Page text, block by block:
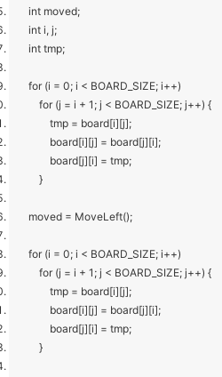
int moved;
int i, j;
int tmp;
for (i = 0; i < BOARD_SIZE; i++)
for (j = i + 1; j < BOARD_SIZE; j++) {
tmp = board[i][j];
board[i][j] = board[j][i];
board[j][i] = tmp;
}
moved = MoveLeft();
for (i = 0; i < BOARD_SIZE; i++)
for (j = i + 1; j < BOARD_SIZE; j++) {
tmp = board[i][j];
board[i][j] = board[j][i];
board[j][i] = tmp;
}